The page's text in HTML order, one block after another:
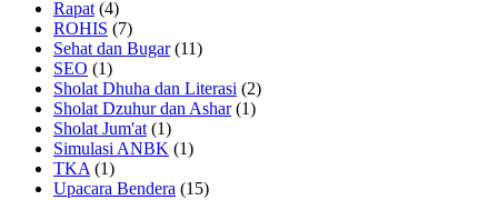
Rapat (4)
ROHIS (7)
Sehat dan Bugar (11)
SEO (1)
Sholat Dhuha dan Literasi (2)
Sholat Dzuhur dan Ashar (1)
Sholat Jum'at (1)
Simulasi ANBK (1)
TKA (1)
Upacara Bendera (15)